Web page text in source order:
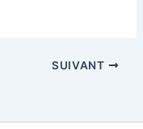
SUIVANT